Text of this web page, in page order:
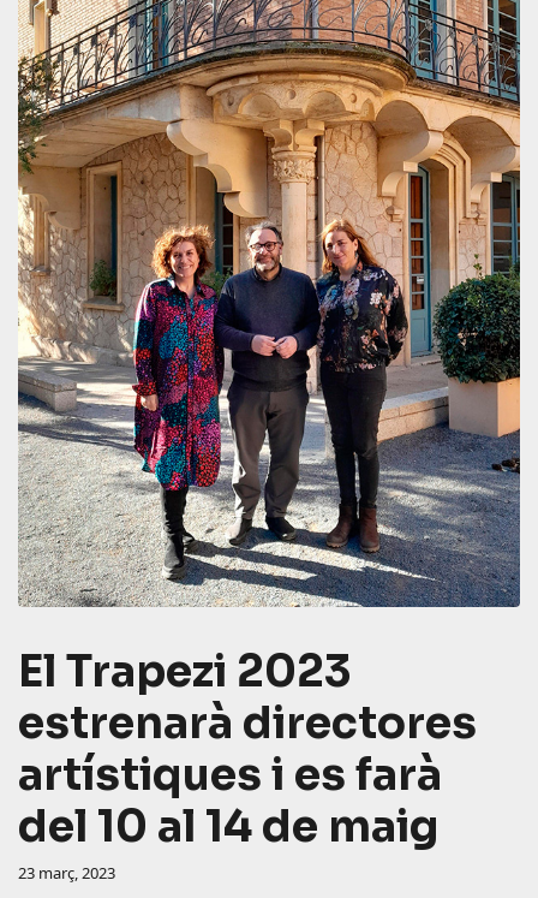
El Trapezi 2023
estrenarà directores
artístiques i es farà
del 10 al 14 de maig
23 març, 2023